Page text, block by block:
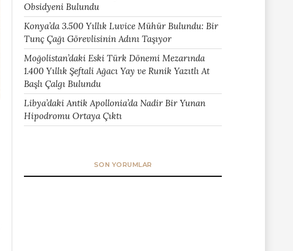
Obsidyeni Bulundu
Konya’da 3.500 Yıllık Luvice Mühür Bulundu: Bir
Tunç Çağı Görevlisinin Adını Taşıyor
Moğolistan’daki Eski Türk Dönemi Mezarında
1.400 Yıllık Şeftali Ağacı Yay ve Runik Yazıtlı At
Başlı Çalgı Bulundu
Libya’daki Antik Apollonia’da Nadir Bir Yunan
Hipodromu Ortaya Çıktı
SON YORUMLAR